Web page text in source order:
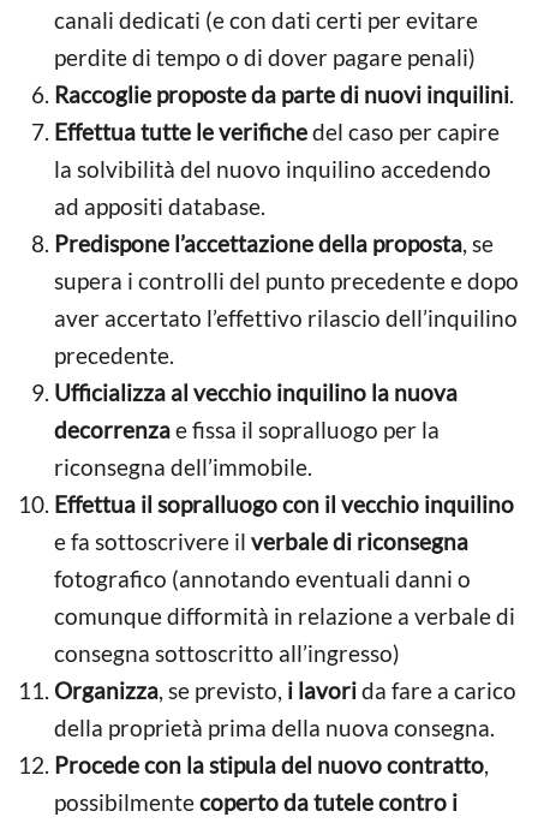
canali dedicati (e con dati certi per evitare
perdite di tempo o di dover pagare penali)
Raccoglie proposte da parte di nuovi inquilini.
Effettua tutte le verifichedel caso per capire
la solvibilità del nuovo inquilino accedendo
ad appositi database.
Predispone l’accettazione della proposta, se
supera i controlli del punto precedente e dopo
aver accertato l’effettivo rilascio dell’inquilino
precedente.
Ufficializza al vecchio inquilino la nuova
decorrenzae fissa il sopralluogo per la
riconsegna dell’immobile.
Effettua il sopralluogo con il vecchio inquilino
e fa sottoscrivere il verbale di riconsegna
fotografico (annotando eventuali danni o
comunque difformità in relazione a verbale di
consegna sottoscritto all’ingresso)
Organizza, se previsto, i lavorida fare a carico
della proprietà prima della nuova consegna.
Procede con la stipula del nuovo contratto,
possibilmentecoperto da tutele contro i